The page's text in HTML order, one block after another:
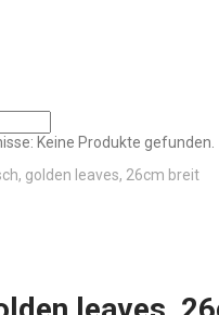
Keine Produkte gefunden.
golden leaves, 26cm breit